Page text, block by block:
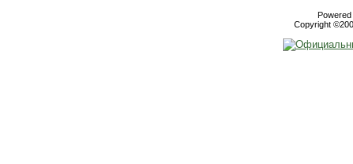
Copyright